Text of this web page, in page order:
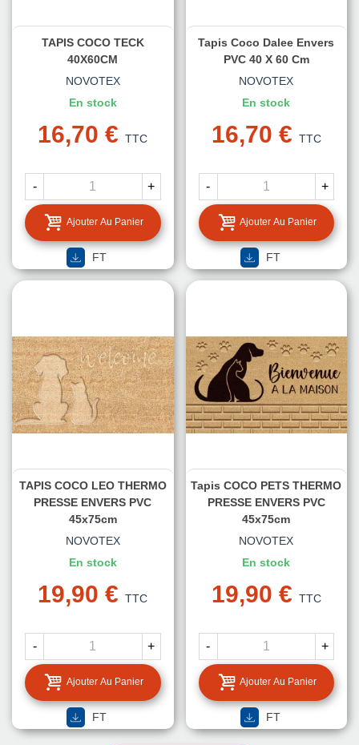
TAPIS COCO TECK
40X60CM
NOVOTEX
En stock
16,70 € TTC
- +
Ajouter Au Panier
FT
Tapis Coco Dalee Envers
PVC 40 X 60 Cm
NOVOTEX
En stock
16,70 € TTC
- +
Ajouter Au Panier
FT
TAPIS COCO LEO THERMO
PRESSE ENVERS PVC
45x75cm
NOVOTEX
En stock
19,90 € TTC
- +
Ajouter Au Panier
FT
Tapis COCO PETS THERMO
PRESSE ENVERS PVC
45x75cm
NOVOTEX
En stock
19,90 € TTC
- +
Ajouter Au Panier
FT